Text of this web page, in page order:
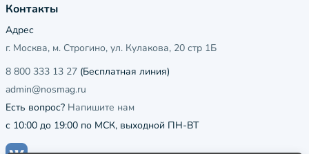
Контакты
Адрес
г. Москва, м. Строгино, ул. Кулакова, 20 стр 1Б
8 800 333 13 27 (Бесплатная линия)
admin@nosmag.ru
Есть вопрос? Напишите нам
с 10:00 до 19:00 по МСК, выходной ПН-ВТ